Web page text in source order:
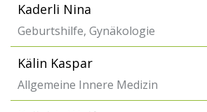
Kaderli Nina
Geburtshilfe, Gynäkologie
Kälin Kaspar
Allgemeine Innere Medizin